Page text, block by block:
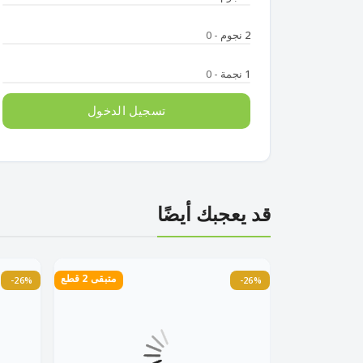
2 نجوم - 0
1 نجمة - 0
تسجيل الدخول
قد يعجبك أيضًا
-26% -26% متبقى 2 قطع